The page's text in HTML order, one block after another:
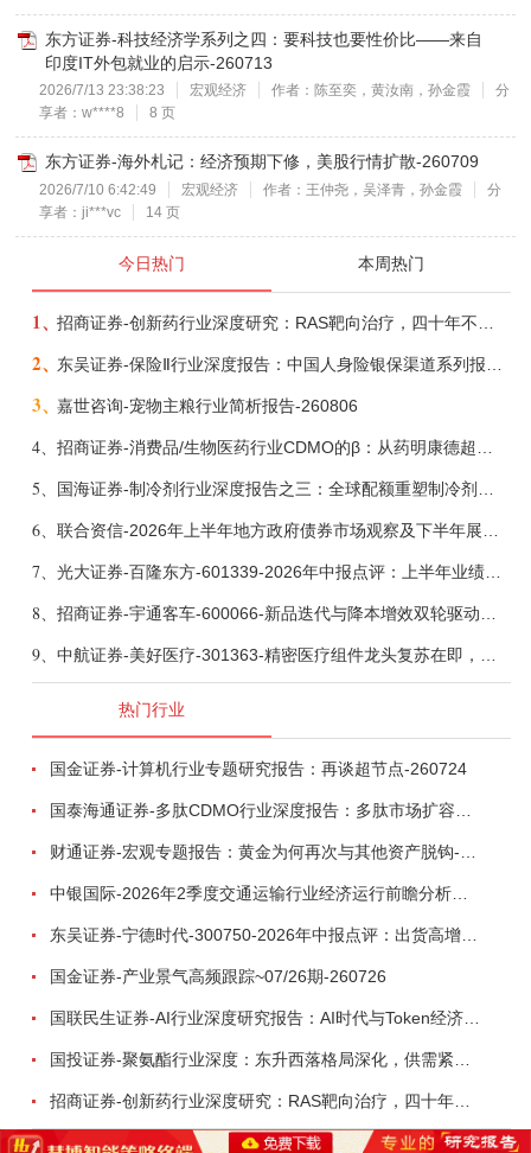
东方证券-科技经济学系列之四：要科技也要性价比——来自
印度IT外包就业的启示-260713
2026/7/13 23:38:23 宏观经济 作者：陈至奕，黄汝南，孙金霞
分
享者：w****8
8 页
东方证券-海外札记：经济预期下修，美股行情扩散-260709
2026/7/10 6:42:49 宏观经济 作者：王仲尧，吴泽青，孙金霞
分
享者：ji***vc
14 页
今日热门 本周热门
1、 招商证券-创新药行业深度研究：RAS靶向治疗，四十年不可成药的终结，与终结之后的治疗格局演化-260805
2、 东吴证券-保险Ⅱ行业深度报告：中国人身险银保渠道系列报告二，他山之石，可以攻玉-260806
3、嘉世咨询-宠物主粮行业简析报告-260806
4、 招商证券-消费品/生物医药行业CDMO的β：从药明康德超预期，看好中国CDMO头部公司成长空间-260805
5、 国海证券-制冷剂行业深度报告之三：全球配额重塑制冷剂价值，AI材料开启氟化工新时代-260806
6、 联合资信-2026年上半年地方政府债券市场观察及下半年展望：积极财政政策提质增效，地方债务迈向长效治理-260806
7、 光大证券-百隆东方-601339-2026年中报点评：上半年业绩表现高增，国内外产能均有亮眼表现-260807
8、 招商证券-宇通客车-600066-新品迭代与降本增效双轮驱动，海外市场放量可期-260805
9、 中航证券-美好医疗-301363-精密医疗组件龙头复苏在即，脑机接口打开成长新空间-260803
热门行业
国金证券-计算机行业专题研究报告：再谈超节点-260724
国泰海通证券-多肽CDMO行业深度报告：多肽市场扩容带动CDMO产能扩建-260727
财通证券-宏观专题报告：黄金为何再次与其他资产脱钩-260726
中银国际-2026年2季度交通运输行业经济运行前瞻分析：地缘冲突致航运和航空景气度分化，交通基础设施板块总体呈现稳健特征-260724
东吴证券-宁德时代-300750-2026年中报点评：出货高增业绩稳健，回购彰显龙头信心-260726
国金证券-产业景气高频跟踪~07/26期-260726
国联民生证券-AI行业深度研究报告：AI时代与Token经济，从技术符号到数字石油-260801
国投证券-聚氨酯行业深度：东升西落格局深化，供需紧平衡驱动盈利修复-260804
招商证券-创新药行业深度研究：RAS靶向治疗，四十年不可成药的终结，与终结之后的治疗格局演化-260805